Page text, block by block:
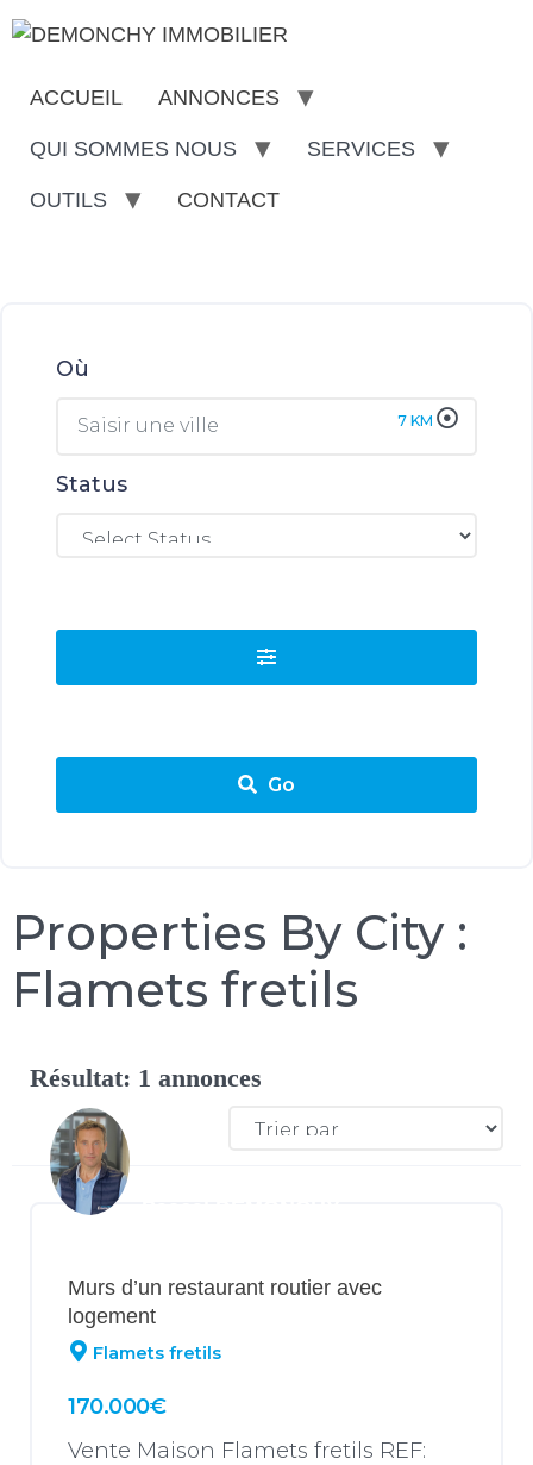
ACCUEIL ANNONCES
QUI SOMMES NOUS SERVICES
OUTILS CONTACT
Où
7 KM
Status
Go
Properties By City :
Flamets fretils
Résultat: 1 annonces
Murs d’un restaurant routier avec
logement
Flamets fretils
170.000€
Vente Maison Flamets fretils REF: